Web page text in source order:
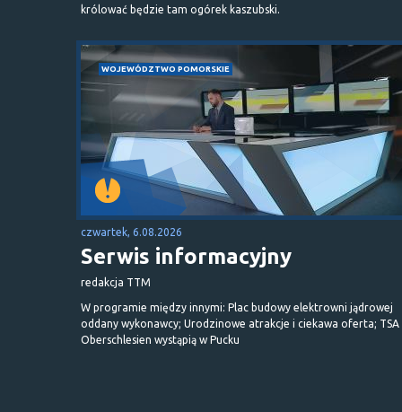
królować będzie tam ogórek kaszubski.
WOJEWÓDZTWO POMORSKIE
czwartek, 6.08.2026
Serwis informacyjny
redakcja TTM
W programie między innymi: Plac budowy elektrowni jądrowej
oddany wykonawcy; Urodzinowe atrakcje i ciekawa oferta; TSA
Oberschlesien wystąpią w Pucku